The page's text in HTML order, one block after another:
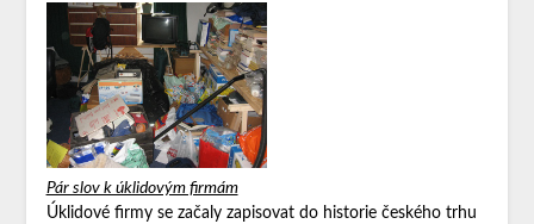
Pár slov k úklidovým firmám
Úklidové firmy se začaly zapisovat do historie českého trhu